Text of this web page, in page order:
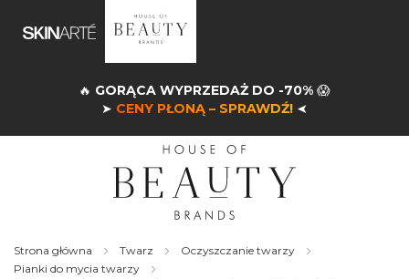
🔥 GORĄCA WYPRZEDAŻ DO -70% 😱
➤ CENY PŁONĄ – SPRAWDŹ! ➤
Strona główna Twarz
Oczyszczanie twarzy
Pianki do mycia twarzy